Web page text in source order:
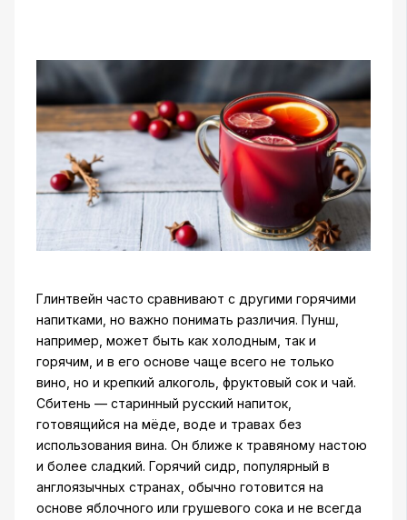
Глинтвейн часто сравнивают с другими горячими
напитками, но важно понимать различия. Пунш,
например, может быть как холодным, так и
горячим, и в его основе чаще всего не только
вино, но и крепкий алкоголь, фруктовый сок и чай.
Сбитень — старинный русский напиток,
готовящийся на мёде, воде и травах без
использования вина. Он ближе к травяному настою
и более сладкий. Горячий сидр, популярный в
англоязычных странах, обычно готовится на
основе яблочного или грушевого сока и не всегда